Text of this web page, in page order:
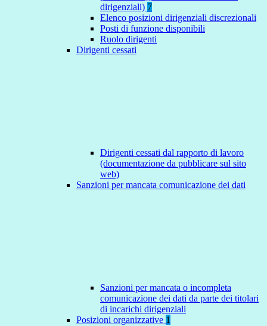
dirigenziali) 7
Elenco posizioni dirigenziali discrezionali
Posti di funzione disponibili
Ruolo dirigenti
Dirigenti cessati
Dirigenti cessati dal rapporto di lavoro
(documentazione da pubblicare sul sito
web)
Sanzioni per mancata comunicazione dei dati
Sanzioni per mancata o incompleta
comunicazione dei dati da parte dei titolari
di incarichi dirigenziali
Posizioni organizzative 1